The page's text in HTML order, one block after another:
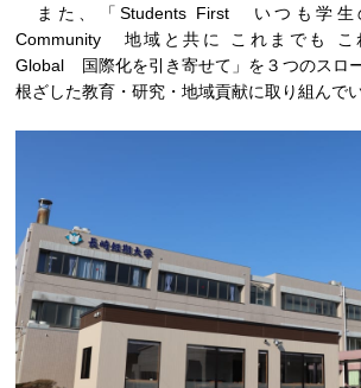
また、「Students First いつも学生
Community 地域と共に これまでも こ
Global 国際化を引き寄せて」を３つのスロ
根ざした教育・研究・地域貢献に取り組んでい